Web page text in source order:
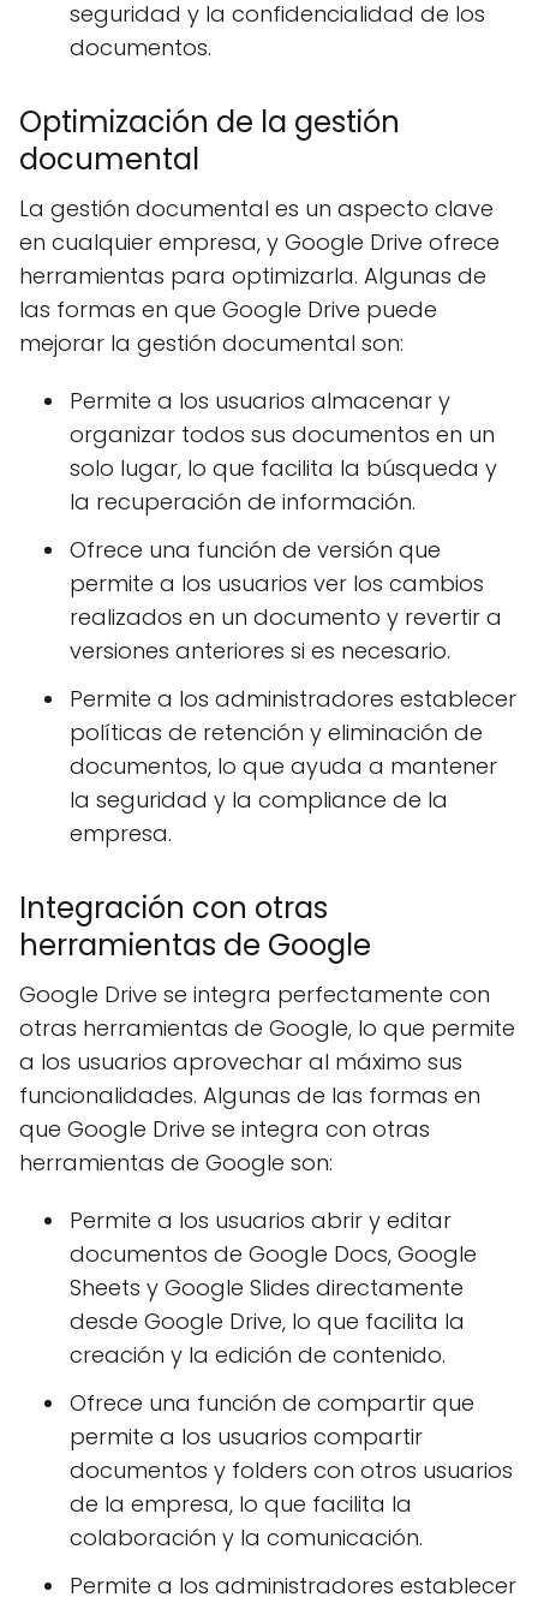
seguridad y la confidencialidad de los
documentos.
Optimización de la gestión
documental
La gestión documental es un aspecto clave
en cualquier empresa, y Google Drive ofrece
herramientas para optimizarla. Algunas de
las formas en que Google Drive puede
mejorar la gestión documental son:
Permite a los usuarios almacenar y
organizar todos sus documentos en un
solo lugar, lo que facilita la búsqueda y
la recuperación de información.
Ofrece una función de versión que
permite a los usuarios ver los cambios
realizados en un documento y revertir a
versiones anteriores si es necesario.
Permite a los administradores establecer
políticas de retención y eliminación de
documentos, lo que ayuda a mantener
la seguridad y la compliance de la
empresa.
Integración con otras
herramientas de Google
Google Drive se integra perfectamente con
otras herramientas de Google, lo que permite
a los usuarios aprovechar al máximo sus
funcionalidades. Algunas de las formas en
que Google Drive se integra con otras
herramientas de Google son:
Permite a los usuarios abrir y editar
documentos de Google Docs, Google
Sheets y Google Slides directamente
desde Google Drive, lo que facilita la
creación y la edición de contenido.
Ofrece una función de compartir que
permite a los usuarios compartir
documentos y folders con otros usuarios
de la empresa, lo que facilita la
colaboración y la comunicación.
Permite a los administradores establecer